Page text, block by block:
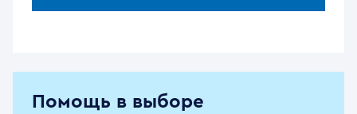
Помощь в выборе